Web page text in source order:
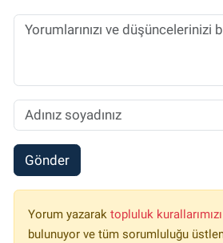
Gönder
Yorum yazarak topluluk kurallarımızı
bulunuyor ve tüm sorumluluğu